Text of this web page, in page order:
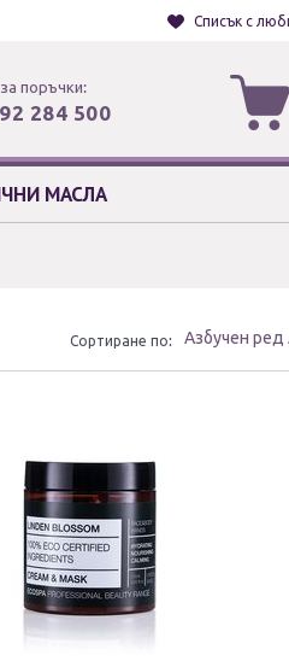
Списък с
поръчки:
284 500
МАСЛА
Сортиране по: Азбучен ред